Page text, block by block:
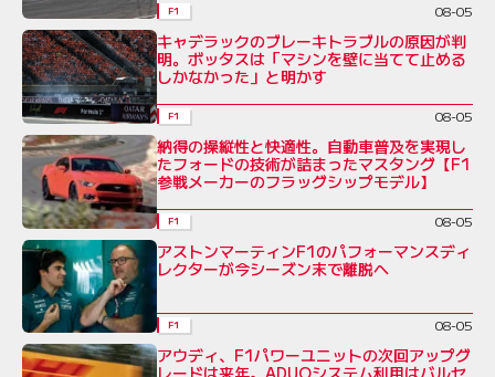
F1 08-05
キャデラックのブレーキトラブルの原因が判
明。ボッタスは「マシンを壁に当てて止める
しかなかった」と明かす
F1 08-05
納得の操縦性と快適性。自動車普及を実現し
たフォードの技術が詰まったマスタング【F1
参戦メーカーのフラッグシップモデル】
F1 08-05
アストンマーティンF1のパフォーマンスディ
レクターが今シーズン末で離脱へ
F1 08-05
アウディ、F1パワーユニットの次回アップグ